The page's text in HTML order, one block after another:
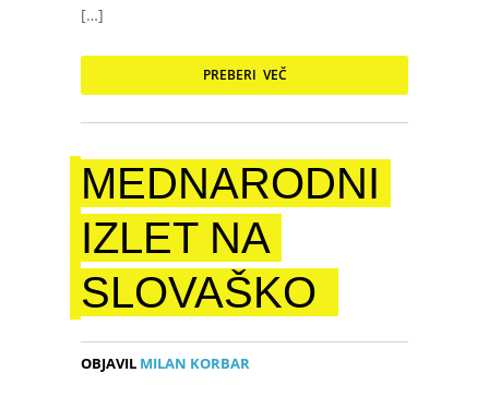
[…]
PREBERI VEČ
MEDNARODNI
IZLET NA
SLOVAŠKO
OBJAVIL MILAN KORBAR